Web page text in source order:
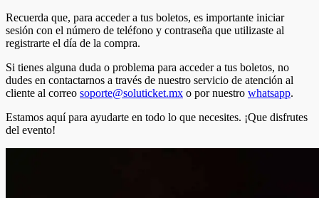
Recuerda que, para acceder a tus boletos, es importante iniciar
sesión con el número de teléfono y contraseña que utilizaste al
registrarte el día de la compra.
Si tienes alguna duda o problema para acceder a tus boletos, no
dudes en contactarnos a través de nuestro servicio de atención al
cliente al correo soporte@soluticket.mx o por nuestro whatsapp.
Estamos aquí para ayudarte en todo lo que necesites. ¡Que disfrutes
del evento!